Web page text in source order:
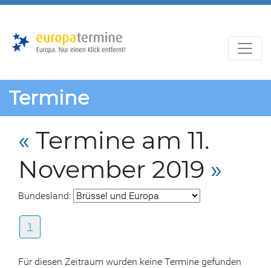
Termine
« Termine am 11.
November 2019 »
Bundesland:
1
Für diesen Zeitraum wurden keine Termine gefunden